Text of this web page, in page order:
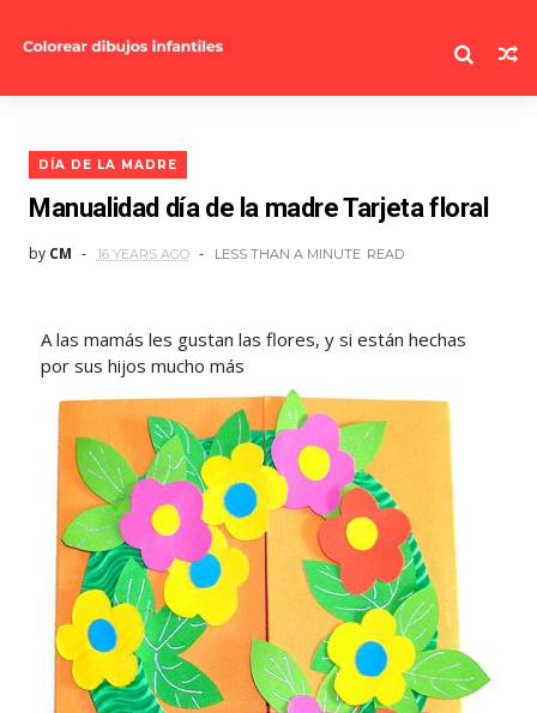
DÍA DE LA MADRE
Manualidad día de la madre Tarjeta floral
by CM 16 YEARS AGO LESS THAN A MINUTE READ
A las mamás les gustan las flores, y si están hechas
por sus hijos mucho más